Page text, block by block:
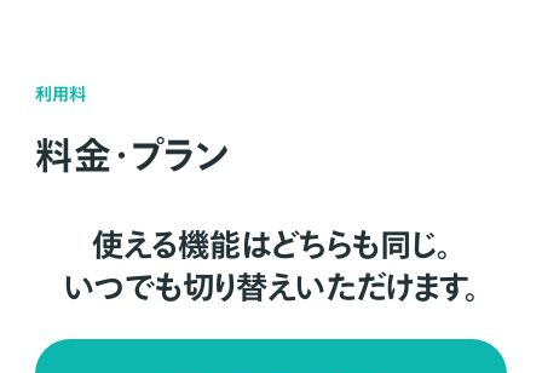
利用料
料金・プラン
使える機能はどちらも同じ。
いつでも切り替えいただけます。